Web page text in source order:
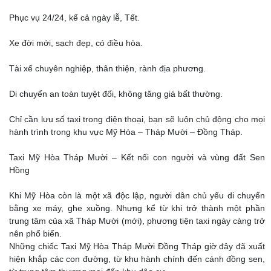
Phục vụ 24/24, kể cả ngày lễ, Tết.
Xe đời mới, sạch đẹp, có điều hòa.
Tài xế chuyên nghiệp, thân thiện, rành địa phương.
Di chuyển an toàn tuyệt đối, không tăng giá bất thường.
Chỉ cần lưu số taxi trong điện thoại, bạn sẽ luôn chủ động cho mọi
hành trình trong khu vực Mỹ Hòa – Tháp Mười – Đồng Tháp.
Taxi Mỹ Hòa Tháp Mười – Kết nối con người và vùng đất Sen
Hồng
Khi Mỹ Hòa còn là một xã độc lập, người dân chủ yếu di chuyển
bằng xe máy, ghe xuồng. Nhưng kể từ khi trở thành một phần
trung tâm của xã Tháp Mười (mới), phương tiện taxi ngày càng trở
nên phổ biến.
Những chiếc Taxi Mỹ Hòa Tháp Mười Đồng Tháp giờ đây đã xuất
hiện khắp các con đường, từ khu hành chính đến cánh đồng sen,